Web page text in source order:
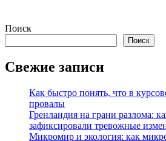
Поиск
Поиск
Свежие записи
Как быстро понять, что в
провалы
Гренландия на грани разлома:
зафиксировали тревожные
Микромир и экология: как